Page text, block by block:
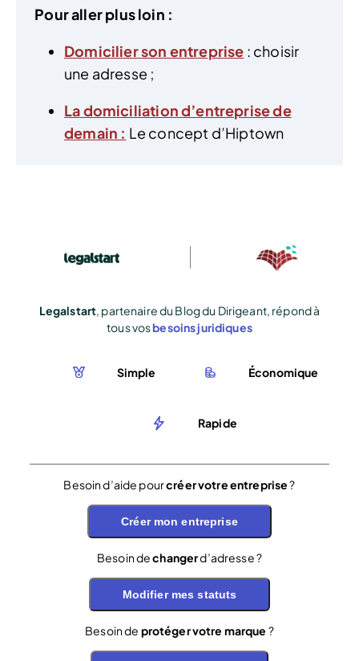
Pour aller plus loin :
Domicilier son entreprise : choisir
une adresse ;
La domiciliation d’entreprise de
demain : Le concept d’Hiptown
Legalstart, partenaire du Blog du Dirigeant, répond à
tous vosbesoins juridiques
Simple Économique
Rapide
Besoin d’aide pourcréer votre entreprise?
Créer mon entreprise
Besoin dechangerd’adresse ?
Modifier mes statuts
Besoin de protéger votre marque ?